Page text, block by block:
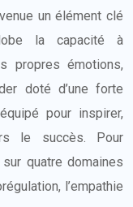
un élément clé
la capacité à
propres émotions,
doté d’une forte
pour inspirer,
le succès. Pour
quatre domaines
l’empathie